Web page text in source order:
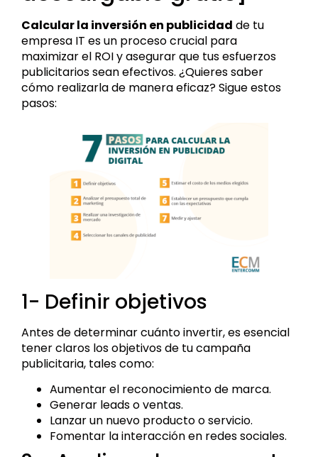
Calcular la inversión en publicidad de tu
empresa IT es un proceso crucial para
maximizar el ROI y asegurar que tus esfuerzos
publicitarios sean efectivos. ¿Quieres saber
cómo realizarla de manera eficaz? Sigue estos
pasos:
1- Definir objetivos
Antes de determinar cuánto invertir, es esencial
tener claros los objetivos de tu campaña
publicitaria, tales como:
Aumentar el reconocimiento de marca.
Generar leads o ventas.
Lanzar un nuevo producto o servicio.
Fomentar la interacción en redes sociales.